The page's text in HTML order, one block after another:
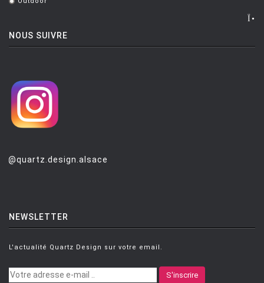
PLANIKA
PUNT MOBLES
QUARTZ MOBILIER CONTEMPORAIN
REMEMBER
RIVA
SERAX
SLIDE
.
NOUS SUIVRE
@quartz.design.alsace
NEWSLETTER
L'actualité Quartz Design sur votre email.
S'inscrire